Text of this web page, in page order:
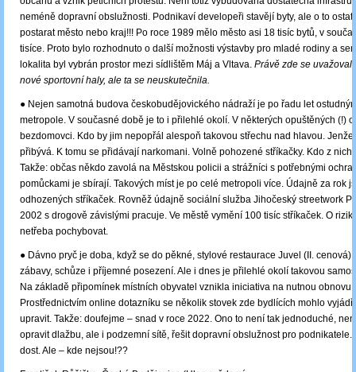
neméně dopravní obslužnosti. Podnikaví developeři stavějí byty, ale o to
postarat město nebo kraj!!! Po roce 1989 mělo město asi 18 tisíc bytů, v
tisíce. Proto bylo rozhodnuto o další možnosti výstavby pro mladé rodiny a
lokalita byl vybrán prostor mezi sídlištěm Máj a Vltava. Právě zde se
nové sportovní haly, ale ta se neuskutečnila.
● Nejen samotná budova českobudějovického nádraží je po řadu let
metropole. V současné době je to i přilehlé okolí. V některých opuštěných (!)
bezdomovci. Kdo by jim nepopřál alespoň takovou střechu nad hlavou.
přibývá. K tomu se přidávají narkomani. Volně pohozené stříkačky. Kdo z nich
Takže: občas někdo zavolá na Městskou policii a strážníci s potřebnými
pomůckami je sbírají. Takových míst je po celé metropoli více. Údajně za rok
odhozených stříkaček. Rovněž údajně sociální služba Jihočeský streetwork
2002 s drogově závislými pracuje. Ve městě vymění 100 tisíc stříkaček. O
netřeba pochybovat.
● Dávno pryč je doba, když se do pěkné, stylové restaurace Juvel (II. cenová)
zábavy, schůze i příjemné posezení. Ale i dnes je přilehlé okolí takovou
Na základě připomínek místních obyvatel vznikla iniciativa na nutnou obnovu.
Prostřednictvím online dotazníku se několik stovek zde bydlících mohlo
upravit. Takže: doufejme – snad v roce 2022. Ono to není tak jednoduché,
opravit dlažbu, ale i podzemní sítě, řešit dopravní obslužnost pro podnikatele.
dost. Ale – kde nejsou!??